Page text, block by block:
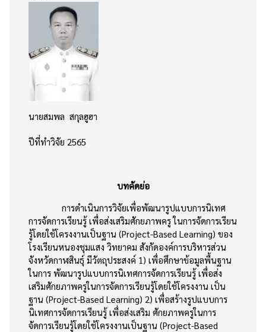
นายสมพล สกุลฮูฮา
ปีที่ทำวิจัย 2565
บทคัดย่อ
การดำเนินการวิจัยเพื่อพัฒนารูปแบบการนิเทศ
การจัดการเรียนรู้ เพื่อส่งเสริมศักยภาพครู ในการจัดการเรียน
รู้โดยใช้โครงงานเป็นฐาน (Project-Based Learning) ของ
โรงเรียนหนองชุมแสง วิทยาคม สังกัดองค์การบริหารส่วน
จังหวัดกาฬสินธุ์ มีวัตถุประสงค์ 1) เพื่อศึกษาข้อมูลพื้นฐาน
ในการ พัฒนารูปแบบการนิเทศการจัดการเรียนรู้ เพื่อส่ง
เสริมศักยภาพครูในการจัดการเรียนรู้โดยใช้โครงงาน เป็น
ฐาน (Project-Based Learning) 2) เพื่อสร้างรูปแบบการ
นิเทศการจัดการเรียนรู้ เพื่อส่งเสริม ศักยภาพครูในการ
จัดการเรียนรู้โดยใช้โครงงานเป็นฐาน (Project-Based